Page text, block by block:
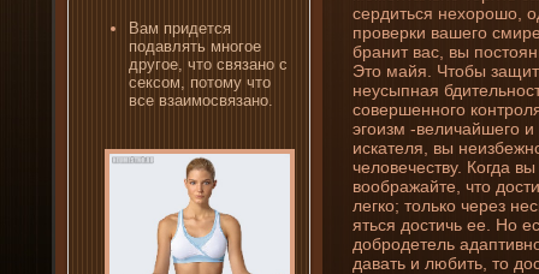
Вам приде­тся
подавлять многое
другое, что связано с
сексом, потому что
все взаимосвязано.
сердиться нехорошо,
проверки вашего
брани­т вас, вы
Это майя. Чтобы
неусыпная
совершенного
эгоизм -величайшего и
искателя, вы
человечеству. Когда
воображайте, что
легко; только через
яться достичь ее. Но
доброде­тель
давать и любить, то